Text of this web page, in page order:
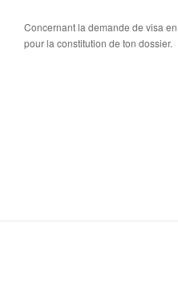
Concernant la demande de visa
pour la constitution de ton dossier.